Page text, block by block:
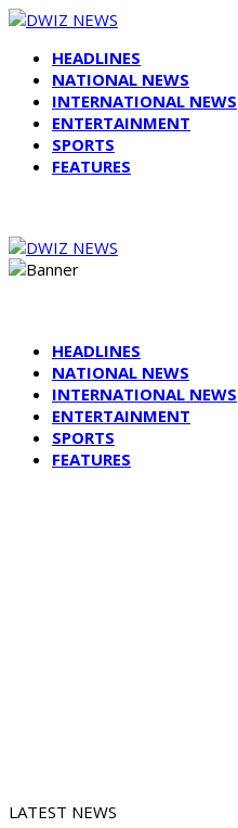
HEADLINES
NATIONAL NEWS
INTERNATIONAL NEWS
ENTERTAINMENT
SPORTS
FEATURES
HEADLINES
NATIONAL NEWS
INTERNATIONAL NEWS
ENTERTAINMENT
SPORTS
FEATURES
LATEST NEWS